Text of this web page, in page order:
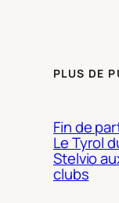
PLUS DE
Fin de
Le Tyrol
Stelvio
clubs